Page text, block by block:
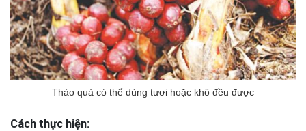
Thảo quả có thể dùng tươi hoặc khô đều được
Cách thực hiện: